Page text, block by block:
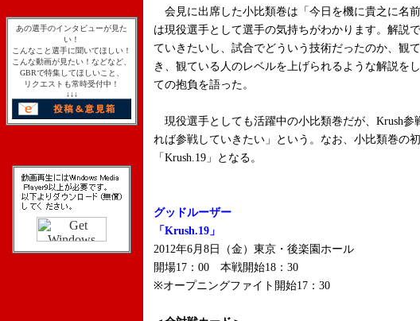
あの選手のインタビューが見た
い！
こんなこと選手に聞いてほしい！
こんな動画が見たい！などなど、
GBRで特集してほしいこと、
リクエストも常時受付中！
↓↓↓
会見に出席した小比類巻は「今日を機に貴之に名
は現役選手として選手の気持ちがわかります。解説
ていきたいし、試合でどういう技術だったのか、観
き、観ている人のレベルを上げられるような解説を
ての抱負を語った。
現役選手としても活躍中の小比類巻だが、Krush参
れば参戦していきたい」という。なお、小比類巻の
「Krush.19」となる。
グッドルーザー
「Krush.19」
2012年6月8日（金）東京・後楽園ホール
開場17：00 本戦開始18：30
※オープニングファイト開始17：30